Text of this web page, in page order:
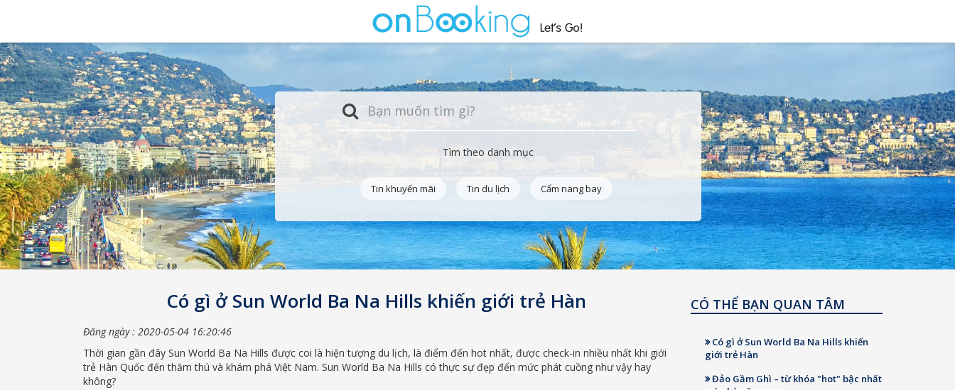
Tìm theo danh mục
Tin khuyến mãi Tin du lịch Cẩm nang bay
Có gì ở Sun World Ba Na Hills khiến giới trẻ Hàn
Đăng ngày : 2020-05-04 16:20:46
Thời gian gần đây Sun World Ba Na Hills được coi là hiện tượng du lịch, là điểm đến hot nhất, được check-in nhiều nhất khi giới
trẻ Hàn Quốc đến thăm thú và khám phá Việt Nam. Sun World Ba Na Hills có thực sự đẹp đến mức phát cuồng như vậy hay
không?
CÓ THỂ BẠN QUAN TÂM
Có gì ở Sun World Ba Na Hills khiến
giới trẻ Hàn
Đảo Gầm Ghì – từ khóa "hot" bậc nhất